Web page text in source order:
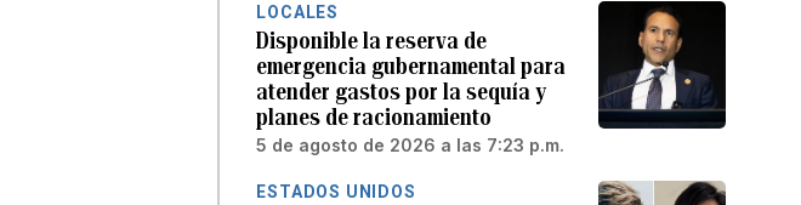
LOCALES
Disponible la reserva de
emergencia gubernamental para
atender gastos por la sequía y
planes de racionamiento
5 de agosto de 2026 a las 7:23 p.m.
ESTADOS UNIDOS